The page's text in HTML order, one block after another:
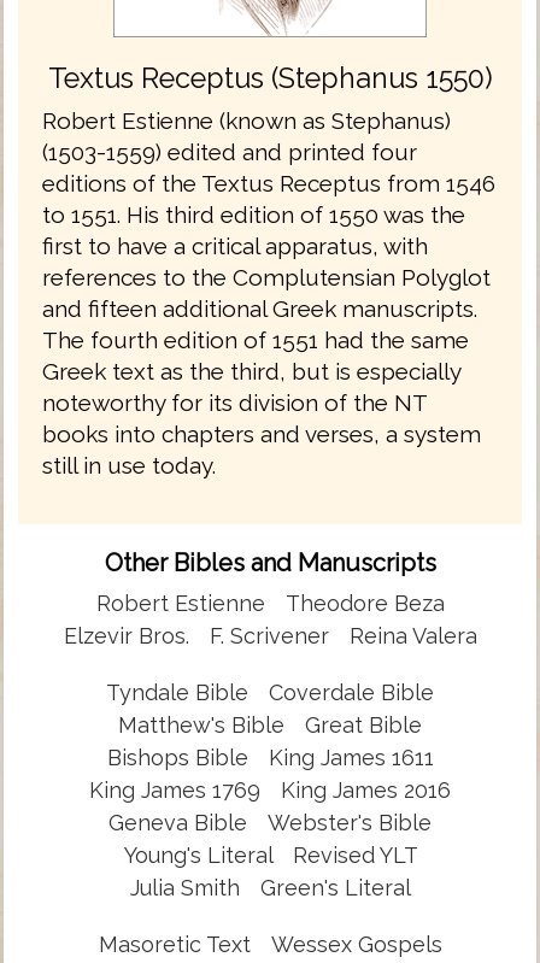
Textus Receptus (Stephanus 1550)
Robert Estienne (known as Stephanus)
(1503-1559) edited and printed four
editions of the Textus Receptus from 1546
to 1551. His third edition of 1550 was the
first to have a critical apparatus, with
references to the Complutensian Polyglot
and fifteen additional Greek manuscripts.
The fourth edition of 1551 had the same
Greek text as the third, but is especially
noteworthy for its division of the NT
books into chapters and verses, a system
still in use today.
Other Bibles and Manuscripts
Robert Estienne
Theodore Beza
Elzevir Bros.
F. Scrivener Reina Valera
Tyndale Bible
Coverdale Bible
Matthew's Bible
Great Bible
Bishops Bible
King James 1611
King James 1769
King James 2016
Geneva Bible
Webster's Bible
Young's Literal
Revised YLT
Julia Smith
Green's Literal
Masoretic Text
Wessex Gospels